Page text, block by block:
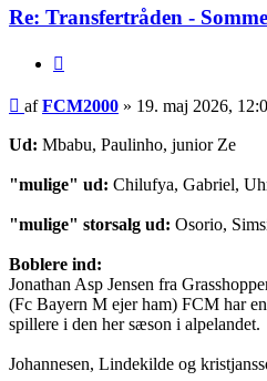
Re: Transfertråden -
Indlæg
afFCM2000 » 19. maj 2026,
Ud: Mbabu, Paulinho, junior Ze
"mulige" ud: Chilufya, Gabriel,
"mulige" storsalg ud: Osorio,
Boblere ind:
Jonathan Asp Jensen fra
(Fc Bayern M ejer ham) FCM har
spillere i den her sæson i alpelandet.
Johannesen, Lindekilde og